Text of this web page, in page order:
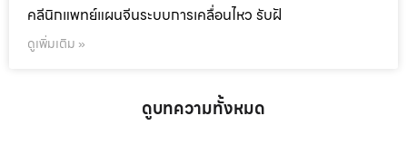
คลีนิกแพทย์แผนจีนระบบการเคลื่อนไหว รับฝั
ดูเพิ่มเติม »
ดูบทความทั้งหมด